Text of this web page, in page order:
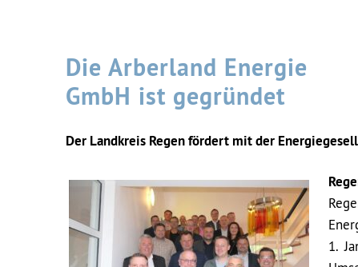
Die Arberland Energie
GmbH ist gegründet
Der Landkreis Regen fördert mit der
1.